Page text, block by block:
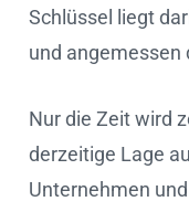
Schlüssel liegt
und angemessen
Nur die Zeit wird
derzeitige Lage
Unternehmen